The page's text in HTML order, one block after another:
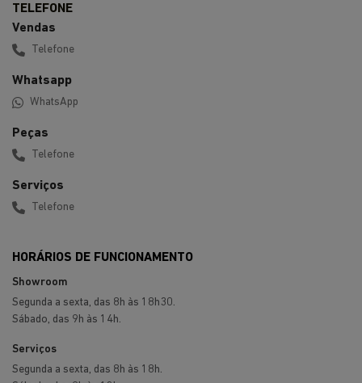
Vendas
Telefone
Whatsapp
WhatsApp
Peças
Telefone
Serviços
Telefone
HORÁRIOS DE FUNCIONAMENTO
Showroom
Segunda a sexta, das 8h às 18h30.
Sábado, das 9h às 14h.
Serviços
Segunda a sexta, das 8h às 18h.